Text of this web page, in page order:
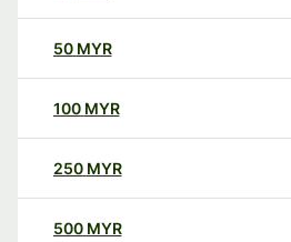
50 MYR
100 MYR
250 MYR
500 MYR